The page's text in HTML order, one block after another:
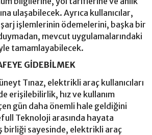
ulaşabilecek. Ayrıca kullanıcılar,
işlemlerinin ödemelerini, başka bir
mevcut uygulamalarındaki
tamamlayabilecek.
GİDEBİLMEK
Tınaz, elektrikli araç kullanıcıları
erişilebilirlik, hız ve kullanım
gün daha önemli hale geldiğini
Teknoloji arasında hayata
birliği sayesinde, elektrikli araç